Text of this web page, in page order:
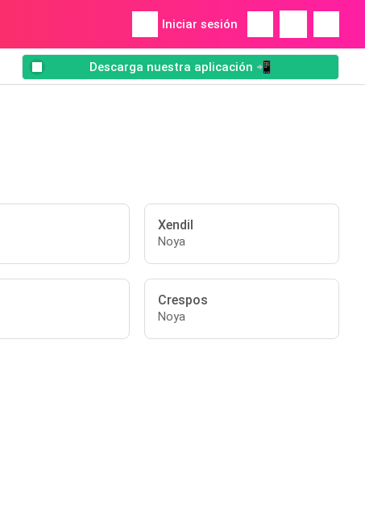
Iniciar sesión
Descarga nuestra aplicación 📲
Xendil
Noya
Crespos
Noya